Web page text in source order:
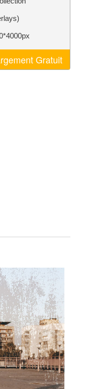
Gratuit